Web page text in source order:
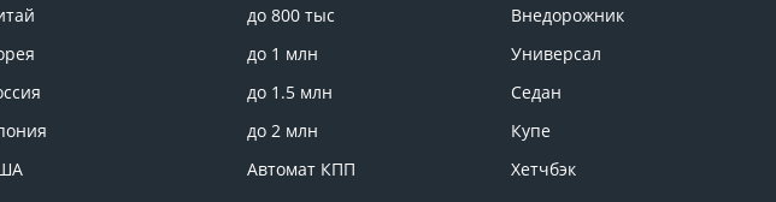
до 800 тыс
до 1 млн
до 1.5 млн
до 2 млн
Автомат КПП
Внедорожник
Универсал
Седан
Купе
Хетчбэк